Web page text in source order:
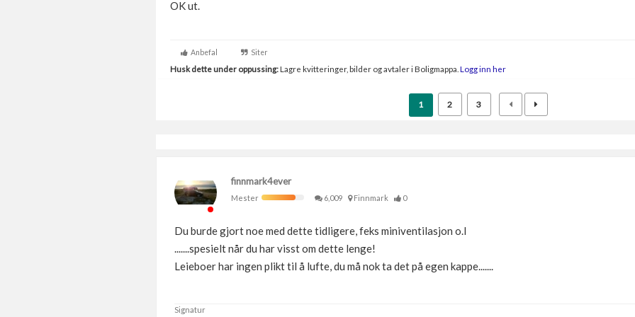
OK ut.
Anbefal Siter
Husk dette under oppussing:Lagre kvitteringer, bilder og avtaler i Boligmappa. Logg inn her
1 2 3
finnmark4ever
Mester
6,009 Finnmark 0
Du burde gjort noe med dette tidligere, feks miniventilasjon o.l
.......spesielt når du har visst om dette lenge!
Leieboer har ingen plikt til å lufte, du må nok ta det på egen kappe.......
Signatur